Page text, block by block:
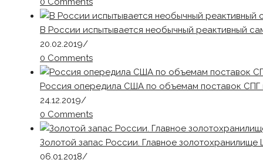
В России испытывается необычный реактивный
20.02.2019/
0 Comments
Россия опередила США по объемам поставок СПГ
24.12.2019/
0 Comments
Золотой запас России. Главное золотохранилище
06.01.2018/